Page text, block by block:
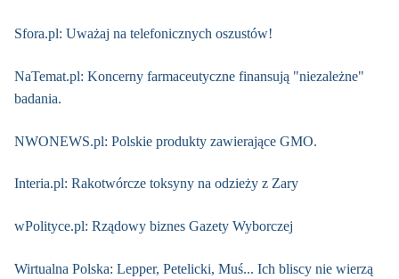
Sfora.pl: Uważaj na telefonicznych oszustów!
NaTemat.pl: Koncerny farmaceutyczne finansują "niezależne"
badania.
NWONEWS.pl: Polskie produkty zawierające GMO.
Interia.pl: Rakotwórcze toksyny na odzieży z Zary
wPolityce.pl: Rządowy biznes Gazety Wyborczej
Wirtualna Polska: Lepper, Petelicki, Muś... Ich bliscy nie wierzą